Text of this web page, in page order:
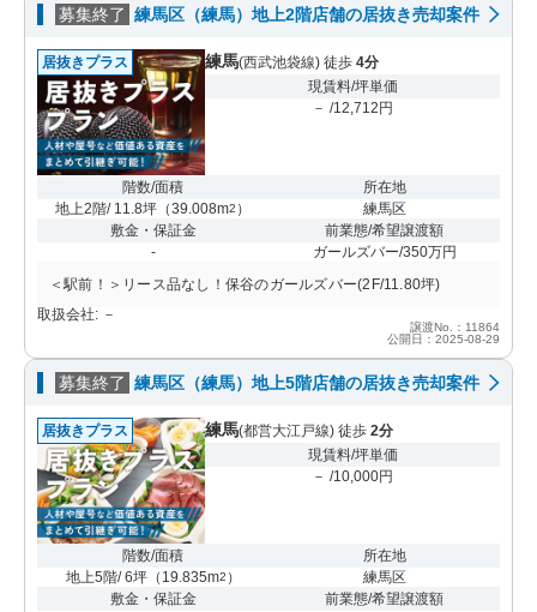
募集終了 練馬区（練馬）地上2階店舗の居抜き売却案件
居抜きプラス 練馬(西武池袋線) 徒歩 4分
現賃料/坪単価
－ /12,712円
階数/面積
地上2階/ 11.8坪 （39.008m2 ）
所在地
練馬区
敷金・保証金
-
前業態/希望譲渡額
ガールズバー/350万円
＜駅前！＞リース品なし！保谷のガールズバー(2F/11.80坪)
取扱会社: －
譲渡No.：11864
公開日：2025-08-29
募集終了 練馬区（練馬）地上5階店舗の居抜き売却案件
居抜きプラス 練馬(都営大江戸線) 徒歩 2分
現賃料/坪単価
－ /10,000円
階数/面積
地上5階/ 6坪（ 19.835m2 ）
所在地
練馬区
敷金・保証金
前業態/希望譲渡額